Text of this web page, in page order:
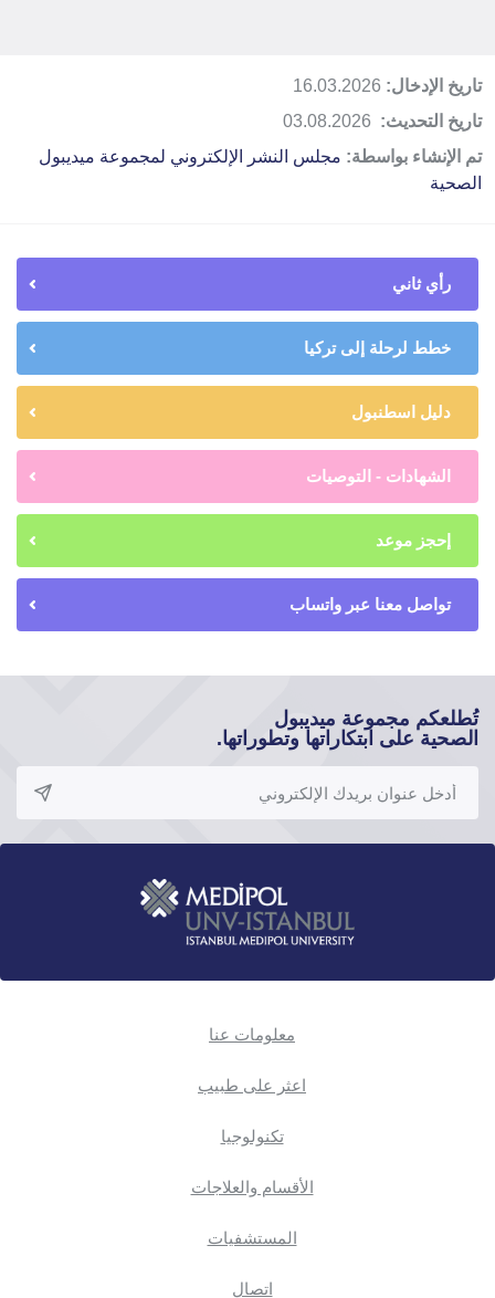
تاريخ الإدخال: 16.03.2026
تاريخ التحديث:
تم الإنشاء بواسطة: مجلس النشر الإلكتروني لمجموعة ميديبول
الصحية
رأي ثاني
خطط لرحلة إلى تركيا
دليل اسطنبول
الشهادات - التوصيات
إحجز موعد
تواصل معنا عبر واتساب
تُطلعكم مجموعة ميديبول
الصحية على ابتكاراتها وتطوراتها.
معلومات عنا
اعثر على طبيب
تكنولوجيا
الأقسام والعلاجات
المستشفيات
اتصال